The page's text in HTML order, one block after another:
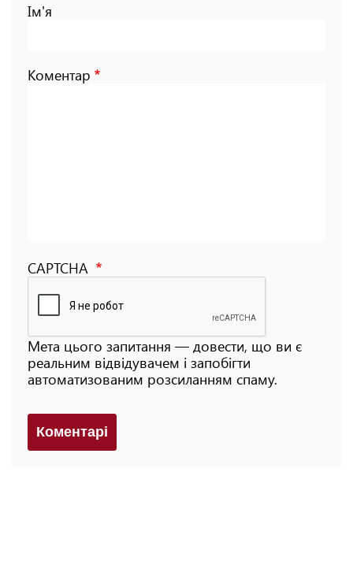
Ім'я
Коментар
CAPTCHA
Мета цього запитання — довести, що ви є
реальним відвідувачем і запобігти
автоматизованим розсиланням спаму.
Коментарi